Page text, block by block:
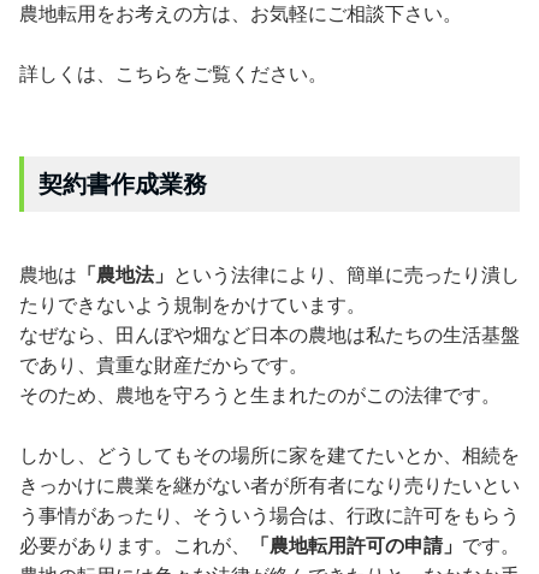
農地転用をお考えの方は、お気軽にご相談下さい。
詳しくは、こちらをご覧ください。
契約書作成業務
農地は 「農地法」 という法律により、簡単に売ったり潰し
たりできないよう規制をかけています。
なぜなら、田んぼや畑など日本の農地は私たちの生活基盤
であり、貴重な財産だからです。
そのため、農地を守ろうと生まれたのがこの法律です。
しかし、どうしてもその場所に家を建てたいとか、相続を
きっかけに農業を継がない者が所有者になり売りたいとい
う事情があったり、そういう場合は、行政に許可をもらう
必要があります。これが、
「農地転用許可の申請」 です。